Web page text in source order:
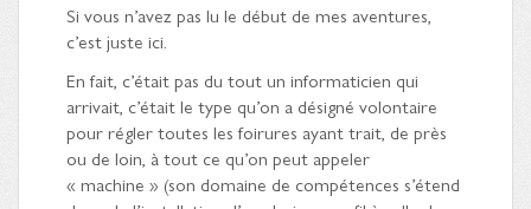
Si vous n’avez pas lu le début de mes aventures,
c’est juste ici.
En fait, c’était pas du tout un informaticien qui
arrivait, c’était le type qu’on a désigné volontaire
pour régler toutes les foirures ayant trait, de près
ou de loin, à tout ce qu’on peut appeler
« machine » (son domaine de compétences s’étend